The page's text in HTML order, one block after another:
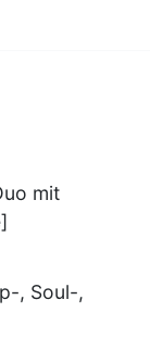
mit
, Soul-,